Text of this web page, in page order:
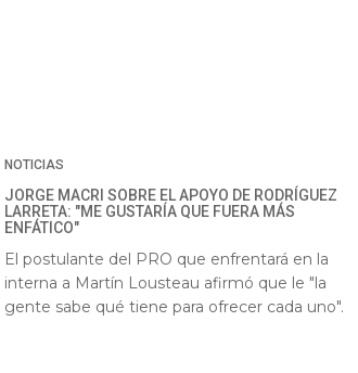
NOTICIAS
JORGE MACRI SOBRE EL APOYO DE RODRÍGUEZ
LARRETA: "ME GUSTARÍA QUE FUERA MÁS
ENFÁTICO"
El postulante del PRO que enfrentará en la
interna a Martín Lousteau afirmó que le "la
gente sabe qué tiene para ofrecer cada uno".